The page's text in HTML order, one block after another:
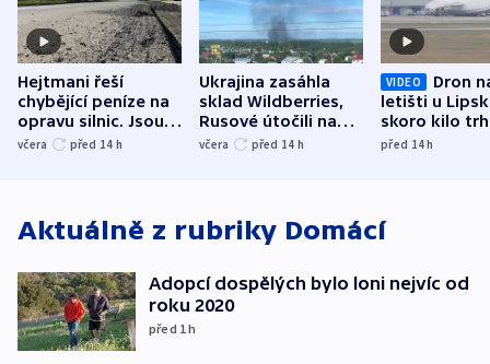
Hejtmani řeší
chybějící peníze na
opravu silnic. Jsou
nenárokové, namítá
včera před 14 h
Ukrajina zasáhla
sklad Wildberries,
Rusové útočili na
trh, hasiče či
včera před 14 h
VIDEO
Dron
letišti u
skoro kilo
indicie
před 14h
Aktuálně z rubriky Domácí
Adopcí dospělých bylo loni nejvíc od
roku 2020
před 1h